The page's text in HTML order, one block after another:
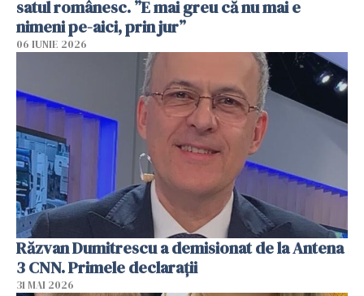
satul românesc. ”E mai greu că nu mai e
nimeni pe-aici, prin jur”
06 IUNIE 2026
Răzvan Dumitrescu a demisionat de la Antena
3 CNN. Primele declarații
31 MAI 2026